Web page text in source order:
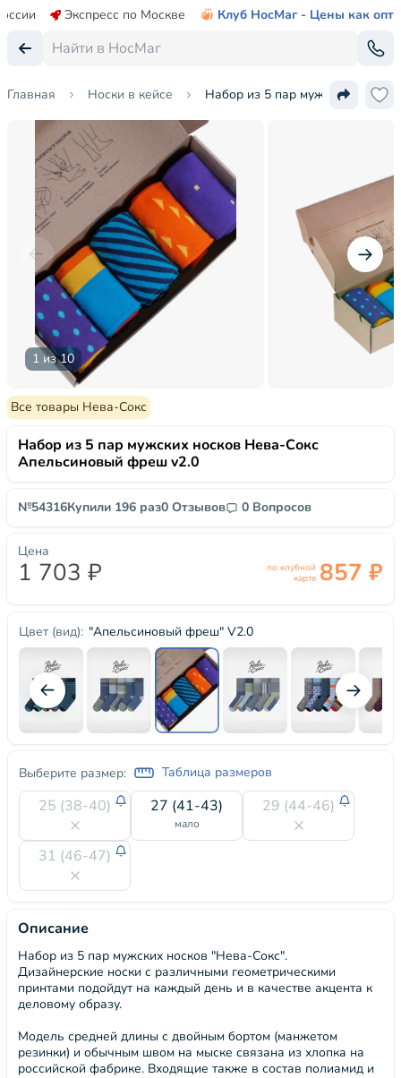
Экспресс по Москве Клуб НосМаг - Цены как опт
Главная Носки в кейсе Набор из 5 пар мужских
1 из 10
Все товары Нева-Сокс
Набор из 5 пар мужских носков Нева-Сокс
Апельсиновый фреш v2.0
№54316Купили 196 раз0 Отзывов 0 Вопросов
Цвет (вид): "Апельсиновый фреш" V2.0
Выберите размер: Таблица размеров
25 (38-40) 27 (41-43)
мало
29 (44-46)
31 (46-47)
Цена
1 703 ₽
по клубной
карте 857 ₽
Описание
Набор из 5 пар мужских носков "Нева-Сокс".
Дизайнерские носки с различными геометрическими
принтами подойдут на каждый день и в качестве акцента к
деловому образу.
Модель средней длины с двойным бортом (манжетом
резинки) и обычным швом на мыске связана из хлопка на
российской фабрике. Входящие также в состав полиамид и